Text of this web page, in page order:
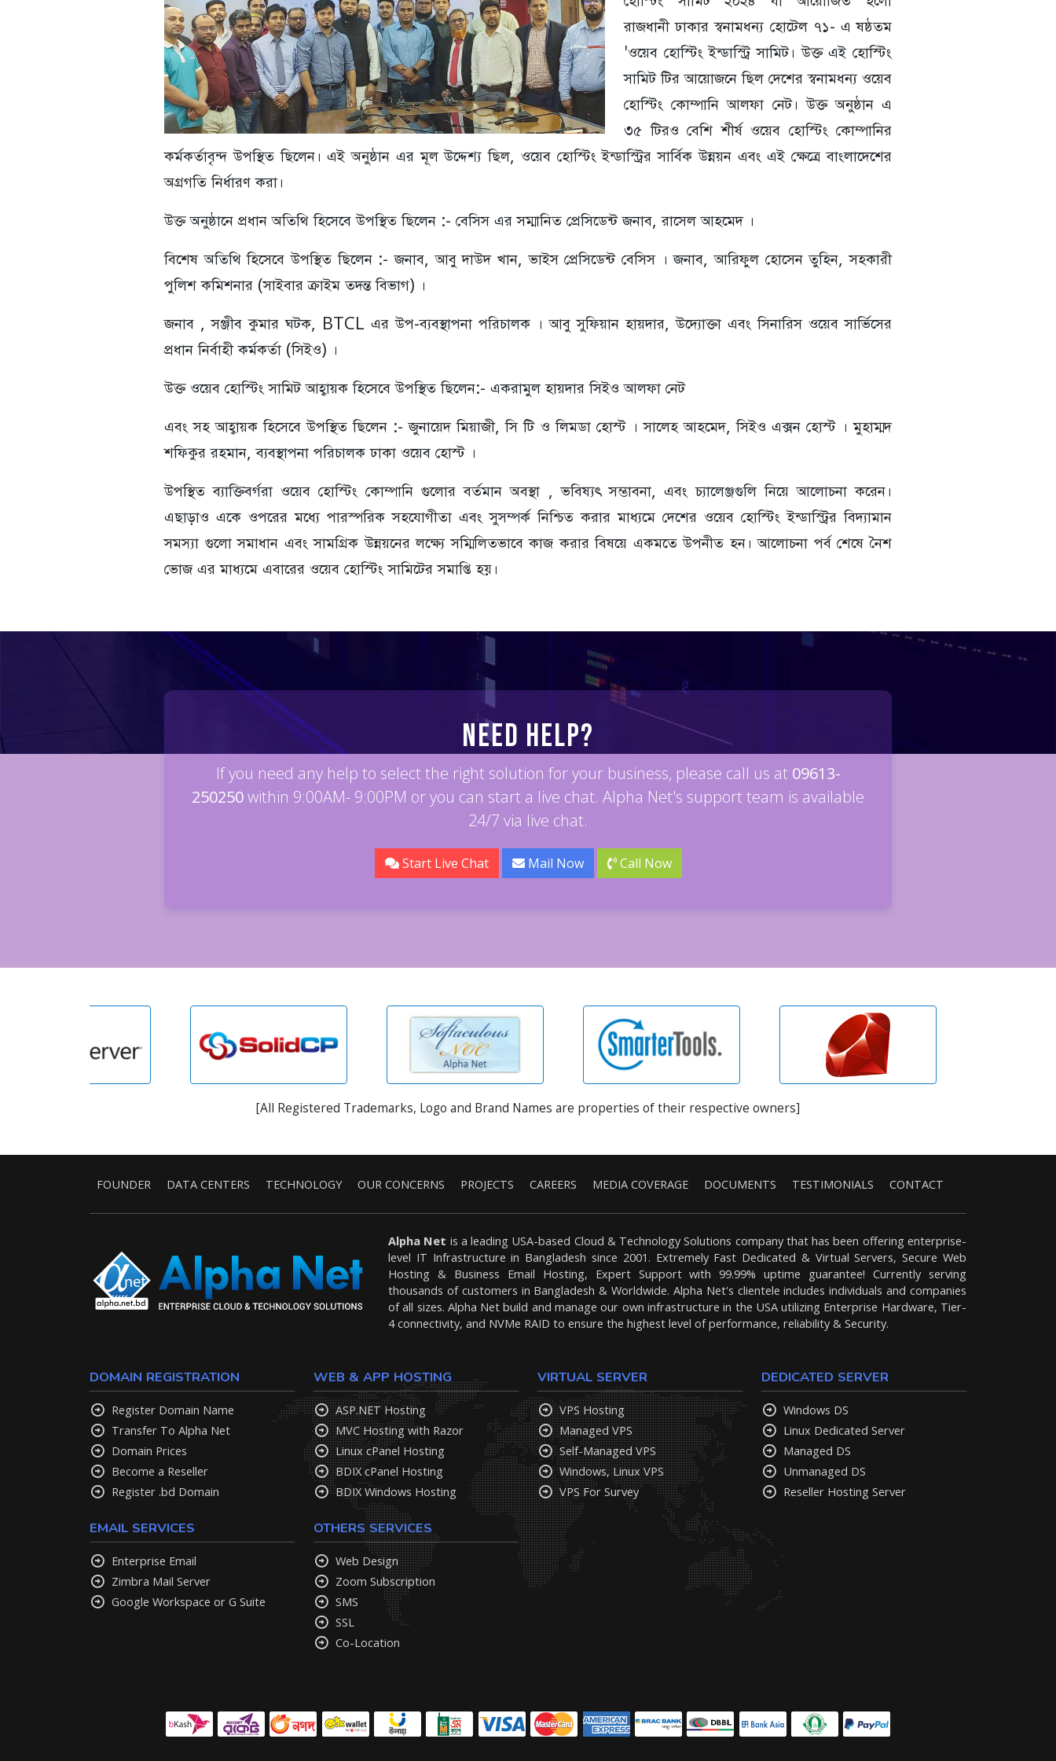
রাজধানী ঢাকার স্বনামধন্য হোটেল ৭১- এ ষষ্ঠতম
'ওয়েব হোস্টিং ইন্ডাস্ট্রি সামিট। উক্ত এই হোস্টিং
সামিট টির আয়োজনে ছিল দেশের স্বনামধন্য ওয়েব
হোস্টিং কোম্পানি আলফা নেট। উক্ত অনুষ্ঠান এ
৩৫ টিরও বেশি শীর্ষ ওয়েব হোস্টিং কোম্পানির
কর্মকর্তাবৃন্দ উপস্থিত ছিলেন। এই অনুষ্ঠান এর মূল উদ্দেশ্য ছিল, ওয়েব হোস্টিং ইন্ডাস্ট্রির সার্বিক উন্নয়ন এবং এই ক্ষেত্রে বাংলাদেশের
অগ্রগতি নির্ধারণ করা।
উক্ত অনুষ্ঠানে প্রধান অতিথি হিসেবে উপস্থিত ছিলেন :- বেসিস এর সম্মানিত প্রেসিডেন্ট জনাব, রাসেল আহমেদ ।
বিশেষ অতিথি হিসেবে উপস্থিত ছিলেন :- জনাব, আবু দাউদ খান, ভাইস প্রেসিডেন্ট বেসিস । জনাব, আরিফুল হোসেন তুহিন, সহকারী
পুলিশ কমিশনার (সাইবার ক্রাইম তদন্ত বিভাগ) ।
জনাব , সঞ্জীব কুমার ঘটক, BTCL এর উপ-ব্যবস্থাপনা পরিচালক । আবু সুফিয়ান হায়দার, উদ্যোক্তা এবং সিনারিস ওয়েব সার্ভিসের
প্রধান নির্বাহী কর্মকর্তা (সিইও) ।
উক্ত ওয়েব হোস্টিং সামিট আহ্বায়ক হিসেবে উপস্থিত ছিলেন:- একরামুল হায়দার সিইও আলফা নেট
এবং সহ আহ্বায়ক হিসেবে উপস্থিত ছিলেন :- জুনায়েদ মিয়াজী, সি টি ও লিমডা হোস্ট । সালেহ আহমেদ, সিইও এক্সন হোস্ট । মুহাম্মদ
শফিকুর রহমান, ব্যবস্থাপনা পরিচালক ঢাকা ওয়েব হোস্ট ।
উপস্থিত ব্যাক্তিবর্গরা ওয়েব হোস্টিং কোম্পানি গুলোর বর্তমান অবস্থা , ভবিষ্যৎ সম্ভাবনা, এবং চ্যালেঞ্জগুলি নিয়ে আলোচনা করেন।
এছাড়াও একে ওপরের মধ্যে পারস্পরিক সহযোগীতা এবং সুসম্পর্ক নিশ্চিত করার মাধ্যমে দেশের ওয়েব হোস্টিং ইন্ডাস্ট্রির বিদ্যামান
সমস্যা গুলো সমাধান এবং সামগ্রিক উন্নয়নের লক্ষ্যে সম্মিলিতভাবে কাজ করার বিষয়ে একমতে উপনীত হন। আলোচনা পর্ব শেষে নৈশ
ভোজ এর মাধ্যমে এবারের ওয়েব হোস্টিং সামিটের সমাপ্তি হয়।
Need Help?
If you need any help to select the right solution for your business, please call us at 09613-
250250within 9:00AM- 9:00PM or you can start a live chat. Alpha Net's support team is available
24/7 via live chat.
Start Live Chat Mail Now Call Now
[All Registered Trademarks, Logo and Brand Names are properties of their respective owners]
FOUNDER DATA CENTERS TECHNOLOGY OUR CONCERNS PROJECTS CAREERS MEDIA COVERAGE DOCUMENTS TESTIMONIALS CONTACT
Alpha Net is a leading USA-based Cloud & Technology Solutions company that has been offering enterprise-
level IT Infrastructure in Bangladesh since 2001. Extremely Fast Dedicated & Virtual Servers, Secure Web
Hosting & Business Email Hosting, Expert Support with 99.99% uptime guarantee! Currently serving
thousands of customers in Bangladesh & Worldwide. Alpha Net's clientele includes individuals and companies
of all sizes. Alpha Net build and manage our own infrastructure in the USA utilizing Enterprise Hardware, Tier-
4 connectivity, and NVMe RAID to ensure the highest level of performance, reliability & Security.
DOMAIN REGISTRATION
Register Domain Name
Transfer To Alpha Net
Domain Prices
Become a Reseller
Register .bd Domain
WEB & APP HOSTING
ASP.NET Hosting
MVC Hosting with Razor
Linux cPanel Hosting
BDIX cPanel Hosting
BDIX Windows Hosting
VIRTUAL SERVER
VPS Hosting
Managed VPS
Self-Managed VPS
Windows, Linux VPS
VPS For Survey
DEDICATED SERVER
Windows DS
Linux Dedicated Server
Managed DS
Unmanaged DS
Reseller Hosting Server
EMAIL SERVICES
Enterprise Email
Zimbra Mail Server
Google Workspace or G Suite
OTHERS SERVICES
Web Design
Zoom Subscription
SMS
SSL
Co-Location